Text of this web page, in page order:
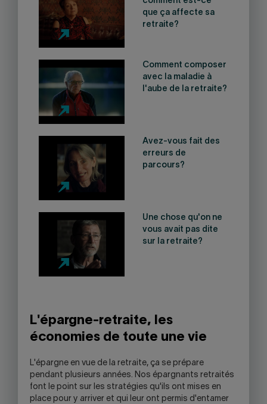
que ça affecte sa
retraite?
Comment composer
avec la maladie à
l'aube de la retraite?
Avez-vous fait des
erreurs de
parcours?
Une chose qu'on ne
vous avait pas dite
sur la retraite?
L'épargne-retraite, les
économies de toute une vie
L'épargne en vue de la retraite, ça se prépare
pendant plusieurs années. Nos épargnants retraités
font le point sur les stratégies qu'ils ont mises en
place pour y arriver et qui leur ont permis d'entamer